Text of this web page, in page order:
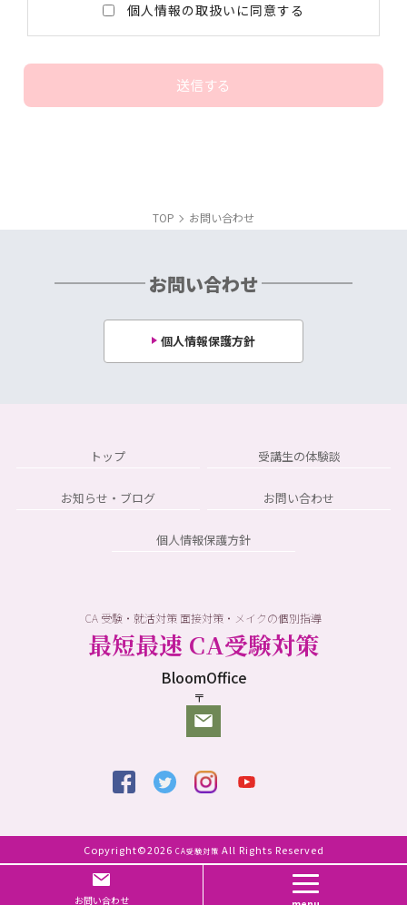
個人情報の取扱いに同意する
TOP お問い合わせ
お問い合わせ
個人情報保護方針
トップ 受講生の体験談
お知らせ・ブログ お問い合わせ
個人情報保護方針
CA 受験・就活対策 面接対策・メイクの個別指導
最短最速 CA受験対策
BloomOffice
〒
Copyright©2026 CA受験対策 All Rights Reserved
お問い合わせ